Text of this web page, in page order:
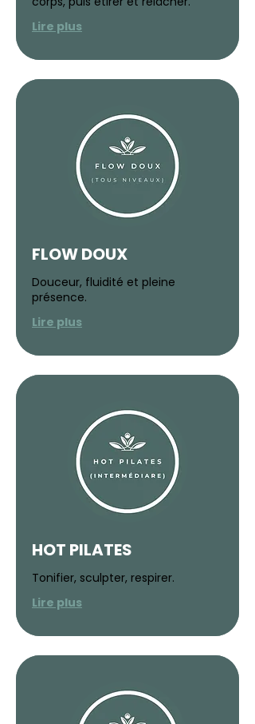
Lire plus
FLOW DOUX
Douceur, fluidité et pleine
présence.
Lire plus
HOT PILATES
Tonifier, sculpter, respirer.
Lire plus